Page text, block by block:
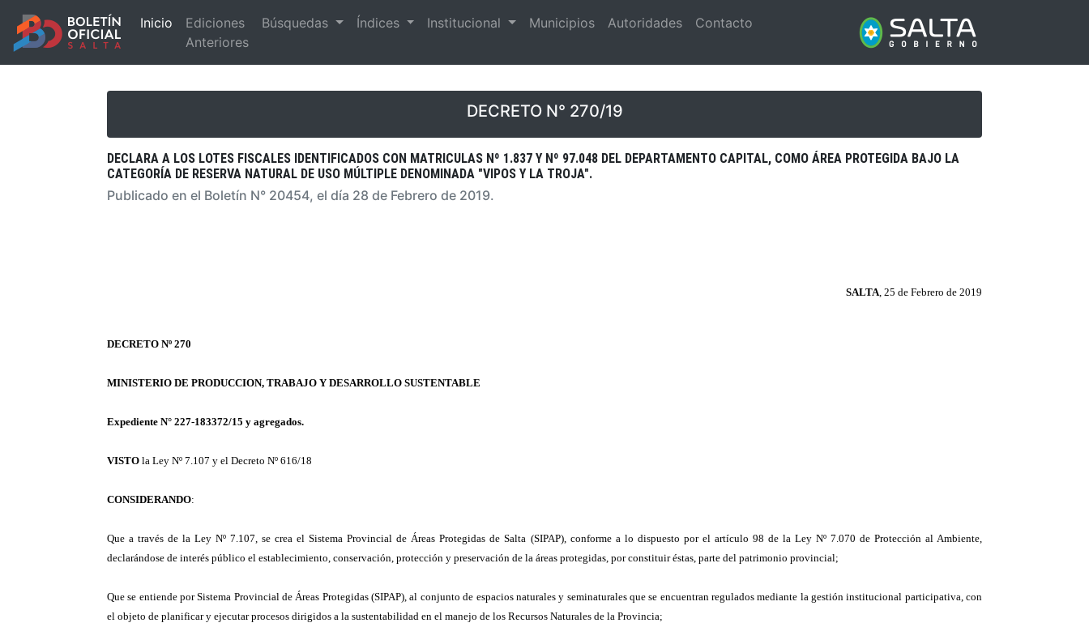
Inicio
Ediciones
Anteriores
Búsquedas Índices Institucional Municipios Autoridades Contacto
DECRETO N° 270/19
DECLARA A LOS LOTES FISCALES IDENTIFICADOS CON MATRICULAS Nº 1.837 Y Nº 97.048 DEL DEPARTAMENTO CAPITAL, COMO ÁREA PROTEGIDA BAJO LA
CATEGORÍA DE RESERVA NATURAL DE USO MÚLTIPLE DENOMINADA "VIPOS Y LA TROJA".
Publicado en el Boletín N° 20454, el día 28 de Febrero de 2019.
SALTA, 25 de Febrero de 2019
DECRETO Nº 270
MINISTERIO DE PRODUCCION, TRABAJO Y DESARROLLO SUSTENTABLE
Expediente N° 227-183372/15 y agregados.
VISTO la Ley Nº 7.107 y el Decreto Nº 616/18
CONSIDERANDO:
Que a través de la Ley Nº 7.107, se crea el Sistema Provincial de Áreas Protegidas de Salta (SIPAP), conforme a lo dispuesto por el artículo 98 de la Ley Nº 7.070 de Protección al Ambiente,
declarándose de interés público el establecimiento, conservación, protección y preservación de la áreas protegidas, por constituir éstas, parte del patrimonio provincial;
Que se entiende por Sistema Provincial de Áreas Protegidas (SIPAP), al conjunto de espacios naturales y seminaturales que se encuentran regulados mediante la gestión institucional participativa, con
el objeto de planificar y ejecutar procesos dirigidos a la sustentabilidad en el manejo de los Recursos Naturales de la Provincia;